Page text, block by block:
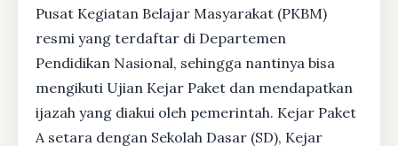
Pusat Kegiatan Belajar Masyarakat (PKBM)
resmi yang terdaftar di Departemen
Pendidikan Nasional, sehingga nantinya bisa
mengikuti Ujian Kejar Paket dan mendapatkan
ijazah yang diakui oleh pemerintah. Kejar Paket
A setara dengan Sekolah Dasar (SD), Kejar